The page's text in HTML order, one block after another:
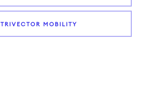
TRIVECTOR MOBILITY